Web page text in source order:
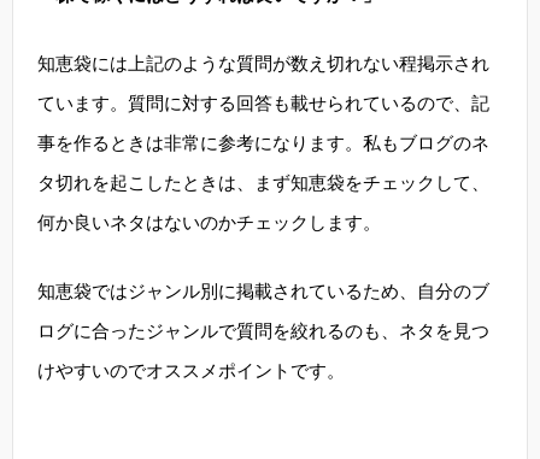
知恵袋には上記のような質問が数え切れない程掲示され
ています。質問に対する回答も載せられているので、記
事を作るときは非常に参考になります。私もブログのネ
タ切れを起こしたときは、まず知恵袋をチェックして、
何か良いネタはないのかチェックします。
知恵袋ではジャンル別に掲載されているため、自分のブ
ログに合ったジャンルで質問を絞れるのも、ネタを見つ
けやすいのでオススメポイントです。